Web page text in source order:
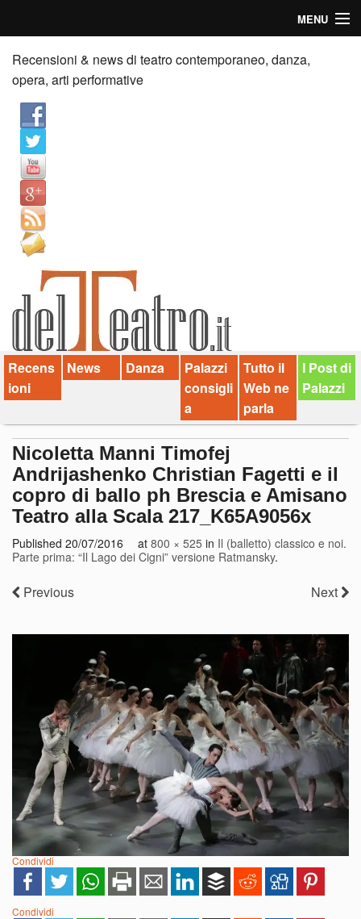
MENU
Home
Recensioni
Anticipazioni
News
Palazzi consiglia
Video
Chi siamo
Contatti
dT in English
Recensioni & news di teatro contemporaneo, danza,
opera, arti performative
Recens
ioni
News Danza
Palazzi
consigli
a
Tutto il
Web ne
parla
I Post di
Palazzi
Nicoletta Manni Timofej
Andrijashenko Christian Fagetti e il
copro di ballo ph Brescia e Amisano
Teatro alla Scala 217_K65A9056x
Published 20/07/2016 at 800 × 525 in Il (balletto) classico e noi.
Parte prima: “Il Lago dei Cigni” versione Ratmansky.
Previous Next
Condividi
Condividi